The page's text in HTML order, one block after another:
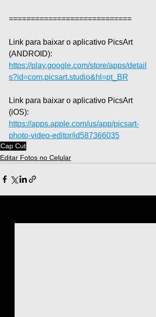
============================
Link para baixar o aplicativo PicsArt
(ANDROID):
https://play.google.com/store/apps/detail
s?id=com.picsart.studio&hl=pt_BR
Link para baixar o aplicativo PicsArt
(iOS):
https://apps.apple.com/us/app/picsart-
photo-video-editor/id587366035
Cap Cut
Editar Fotos no Celular